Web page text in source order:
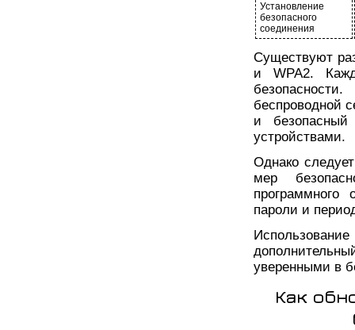
Установление
безопасного
соединения
Существуют
и WPA2.
беспроводной
и
устройствами.
Однако
мер
программного
пароли и
уверенными в
Как